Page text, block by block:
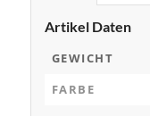
Artikel Daten
GEWICHT
FARBE